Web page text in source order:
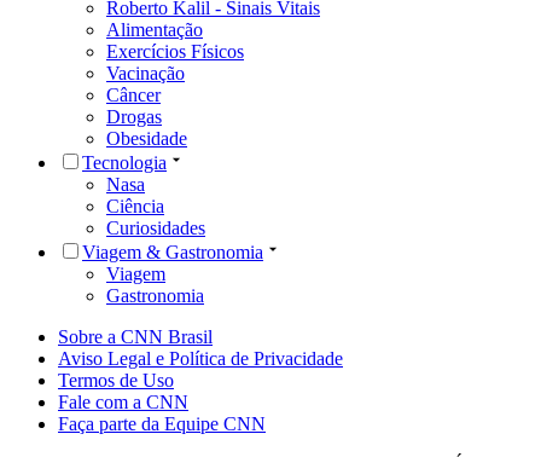
Roberto Kalil - Sinais Vitais
Alimentação
Exercícios Físicos
Vacinação
Câncer
Drogas
Obesidade
Tecnologia
Nasa
Ciência
Curiosidades
Viagem & Gastronomia
Viagem
Gastronomia
Sobre a CNN Brasil
Aviso Legal e Política de Privacidade
Termos de Uso
Fale com a CNN
Faça parte da Equipe CNN